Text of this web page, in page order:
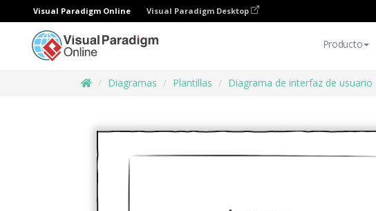
Visual Paradigm Online Visual Paradigm Desktop
Producto
Diagramas Plantillas Diagrama de interfaz de usuario